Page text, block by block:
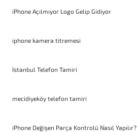
iPhone Açılmıyor Logo Gelip Gidiyor
iphone kamera titremesi
İstanbul Telefon Tamiri
mecidiyeköy telefon tamiri
iPhone Değişen Parça Kontrolü Nasıl Yapılır?